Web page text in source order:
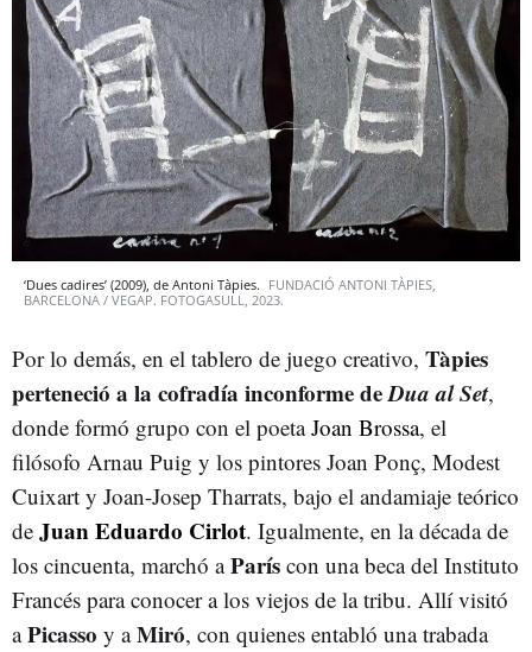
‘Dues cadires’ (2009), de Antoni Tàpies. FUNDACIÓ ANTONI TÀPIES,
BARCELONA / VEGAP. FOTOGASULL, 2023.
Por lo demás, en el tablero de juego creativo, Tàpies
perteneció a la cofradía inconforme deDua al Set,
donde formó grupo con el poetaJoan Brossa, el
filósofo Arnau Puig y los pintores Joan Ponç, Modest
Cuixart y Joan-Josep Tharrats, bajo el andamiaje teórico
de Juan Eduardo Cirlot. Igualmente, en la década de
los cincuenta, marchó aParís con una beca del Instituto
Francés para conocer a los viejos de la tribu. Allí visitó
aPicasso y aMiró, con quienes entabló una trabada